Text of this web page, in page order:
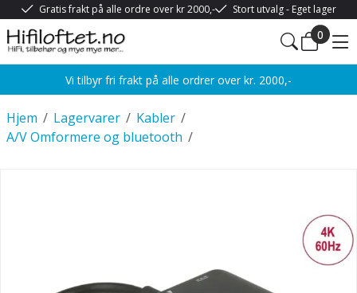
Gratis frakt på alle ordre over kr 2000,- Stort utvalg - Eget lager
0
Vi tilbyr fri frakt på alle ordrer over kr. 2000,-
/
Hjem /
Lagervarer /
Kabler
/
A/V Omformere og bluetooth